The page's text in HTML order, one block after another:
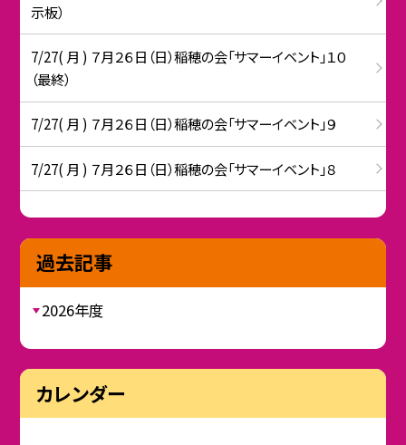
示板）
7/27( 月 ) ７月２６日（日）稲穂の会「サマーイベント」１０
（最終）
7/27( 月 ) ７月２６日（日）稲穂の会「サマーイベント」９
7/27( 月 ) ７月２６日（日）稲穂の会「サマーイベント」８
過去記事
2026年度
カレンダー